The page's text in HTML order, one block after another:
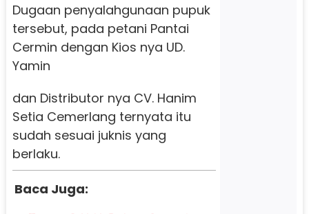
Dugaan penyalahgunaan pupuk
tersebut, pada petani Pantai
Cermin dengan Kios nya UD.
Yamin
dan Distributor nya CV. Hanim
Setia Cemerlang ternyata itu
sudah sesuai juknis yang
berlaku.
Baca Juga: